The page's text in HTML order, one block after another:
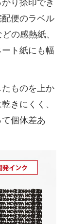
り捺印でき
便のラベル
の感熱紙、
ト紙にも幅
ものを上か
きにくく、
個体差あ